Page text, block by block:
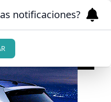
notificaciones?